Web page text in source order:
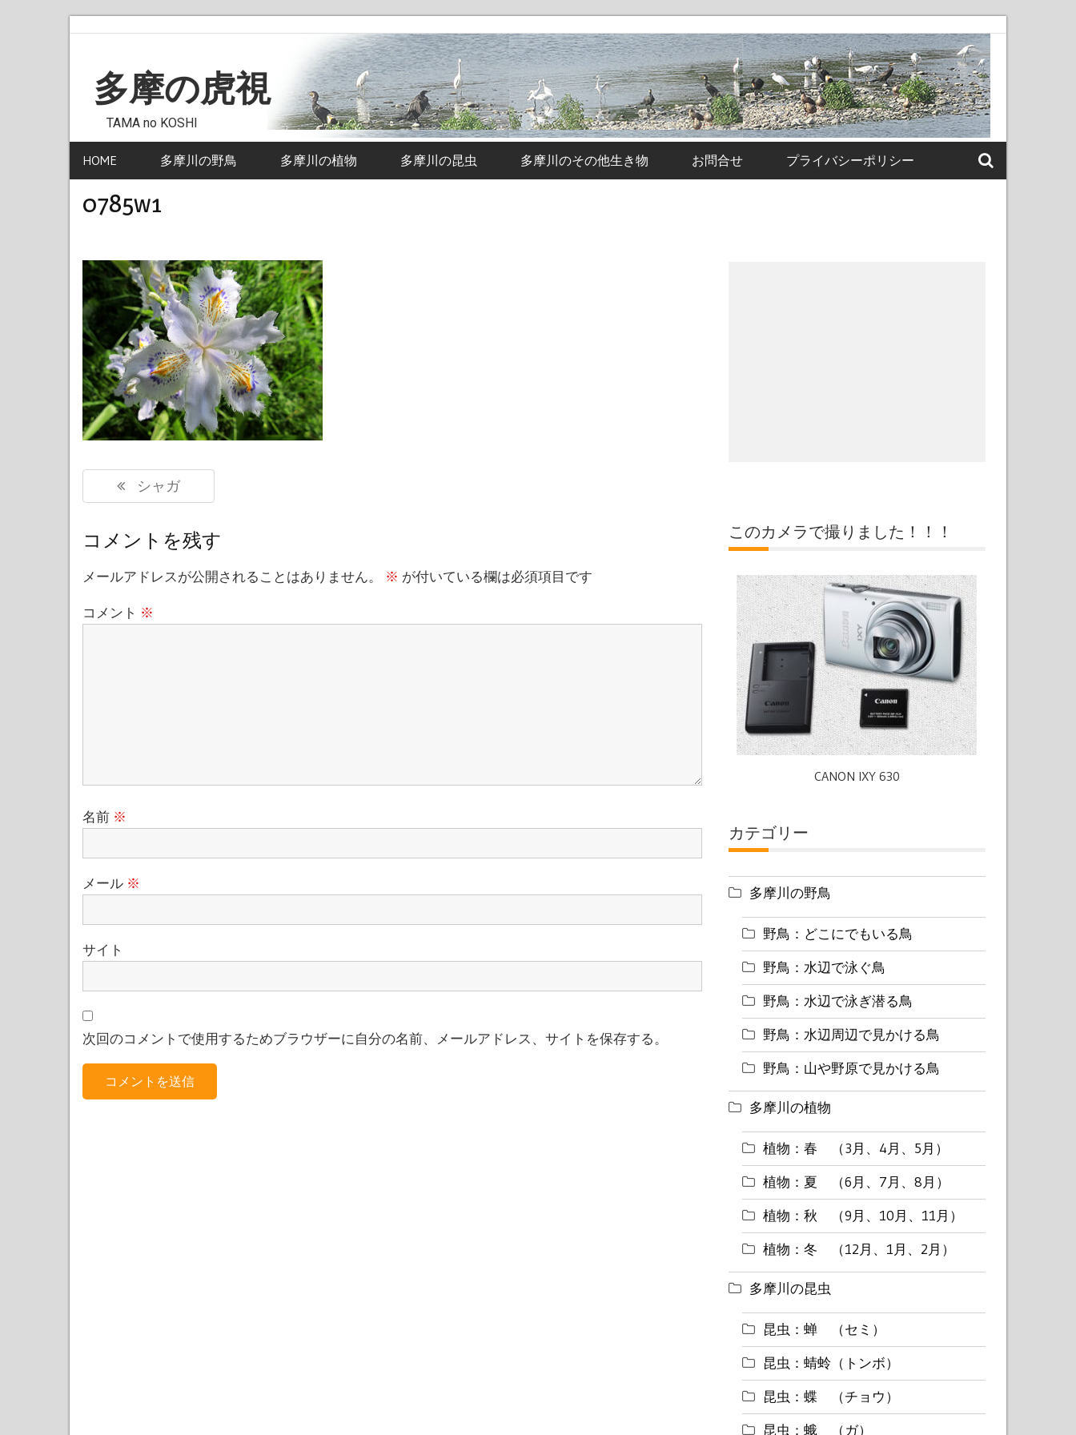
content多摩の虎視
TAMA no KOSHI
HOME 多摩川の野鳥 多摩川の植物 多摩川の昆虫 多摩川のその他生き物 お問合せ プライバシーポリシー
0785w1
投
稿
ビ
ゲ
シ
Previous
シャガ
コメントを残す
メールアドレスが公開されることはありません。 ※ が付いている欄は必須項目です
コメント ※
名前 ※
メール ※
サイト
次回のコメントで使用するためブラウザーに自分の名前、メールアドレス、サイトを保存する。
このカメラで撮りました！！！
CANON IXY 630
カテゴリー
多摩川の野鳥
野鳥：どこにでもいる鳥
野鳥：水辺で泳ぐ鳥
野鳥：水辺で泳ぎ潜る鳥
野鳥：水辺周辺で見かける鳥
野鳥：山や野原で見かける鳥
多摩川の植物
植物：春 （3月、4月、5月）
植物：夏 （6月、7月、8月）
植物：秋 （9月、10月、11月）
植物：冬 （12月、1月、2月）
多摩川の昆虫
昆虫：蝉 （セミ）
昆虫：蜻蛉（トンボ）
昆虫：蝶 （チョウ）
昆虫：蛾 （ガ）